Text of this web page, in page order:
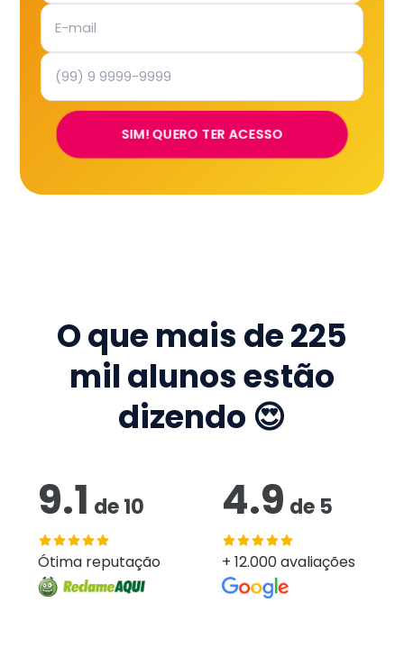
SIM! QUERO TER ACESSO
O que mais de225
mil alunos estão
dizendo 😍
9.1 de10
Ótima reputação
4.9 de 5
+ 12.000 avaliações